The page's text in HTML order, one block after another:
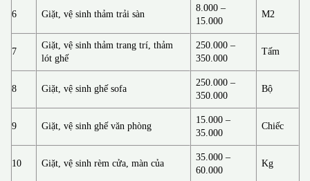
6 Giặt, vệ sinh thảm trải sàn
8.000 –
15.000
M2
7
Giặt, vệ sinh thảm trang trí, thảm
lót ghế
250.000 –
350.000
Tấm
8 Giặt, vệ sinh ghế sofa
250.000 –
350.000
Bộ
9 Giặt, vệ sinh ghế văn phòng
15.000 –
35.000
Chiếc
10 Giặt, vệ sinh rèm cửa, màn của
35.000 –
60.000
Kg